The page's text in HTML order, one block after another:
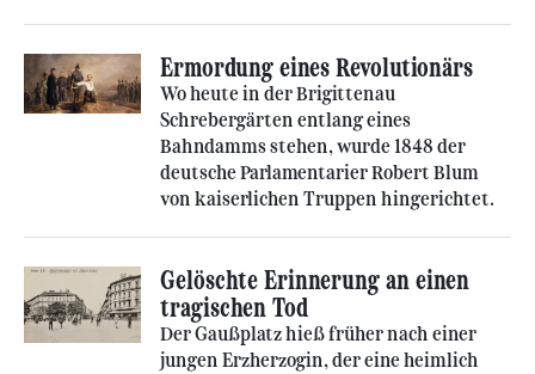
Ermordung eines Revolutionärs
Wo heute in der Brigittenau
Schrebergärten entlang eines
Bahndamms stehen, wurde 1848 der
deutsche Parlamentarier Robert Blum
von kaiserlichen Truppen hingerichtet.
Gelöschte Erinnerung an einen
tragischen Tod
Der Gaußplatz hieß früher nach einer
jungen Erzherzogin, der eine heimlich